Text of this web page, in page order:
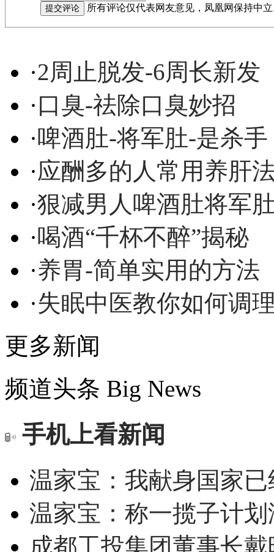
所有评论仅代表网友意见，凤凰网保持中
·2周止脱发-6周长新发
·口臭-祛除口臭妙招
·啤酒肚-将军肚-是杀手
·应酬多的人常用养肝
·狠减男人啤酒肚将军
·喝酒“千杯不醉”揭秘
·养胃-简单实用的方法
·失眠中医教你如何调
更多新闻
频道头条 Big News
手机上看新闻
温家宝：我献身国家
温家宝：称一揽子计
成都工投集团董事长